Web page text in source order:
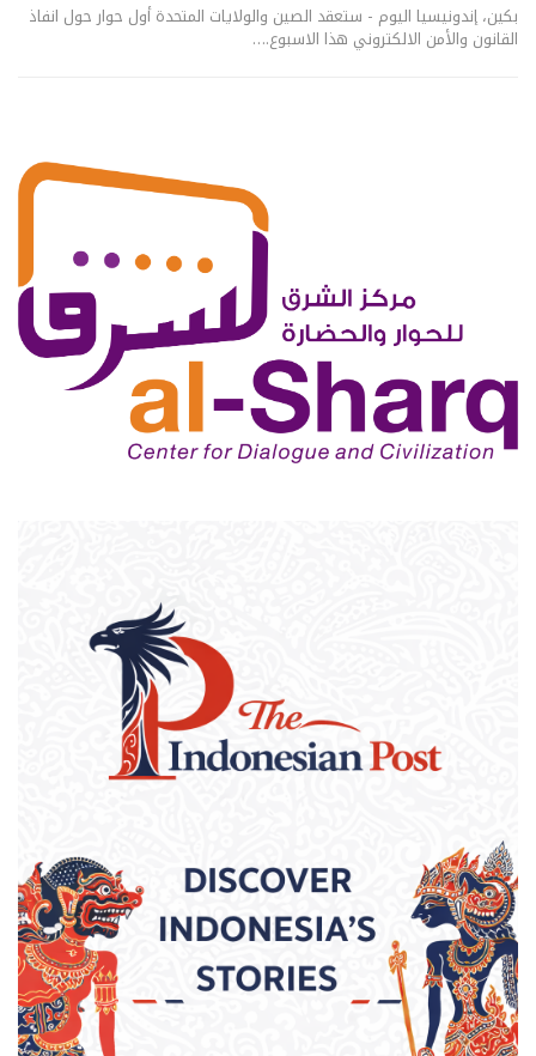
بكين، إندونيسيا اليوم - ستعقد الصين والولايات المتحدة أول حوار حول انفاذ
القانون والأمن الالكتروني هذا الاسبوع.…